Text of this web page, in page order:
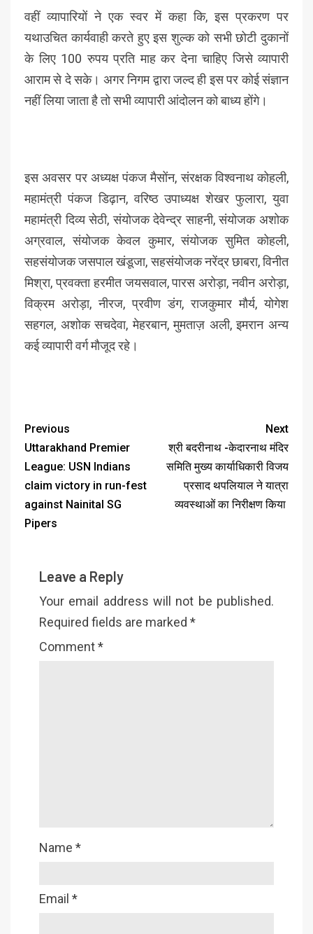
वहीं व्यापारियों ने एक स्वर में कहा कि, इस प्रकरण पर
यथाउचित कार्यवाही करते हुए इस शुल्क को सभी छोटी दुकानों
के लिए 100 रुपय प्रति माह कर देना चाहिए जिसे व्यापारी
आराम से दे सके। अगर निगम द्वारा जल्द ही इस पर कोई संज्ञान
नहीं लिया जाता है तो सभी व्यापारी आंदोलन को बाध्य होंगे।
इस अवसर पर अध्यक्ष पंकज मैसोंन, संरक्षक विश्वनाथ कोहली,
महामंत्री पंकज डिढ़ान, वरिष्ठ उपाध्यक्ष शेखर फुलारा, युवा
महामंत्री दिव्य सेठी, संयोजक देवेन्द्र साहनी, संयोजक अशोक
अग्रवाल, संयोजक केवल कुमार, संयोजक सुमित कोहली,
सहसंयोजक जसपाल खंडूजा, सहसंयोजक नरेंद्र छाबरा, विनीत
मिश्रा, प्रवक्ता हरमीत जयसवाल, पारस अरोड़ा, नवीन अरोड़ा,
विक्रम अरोड़ा, नीरज, प्रवीण डंग, राजकुमार मौर्य, योगेश
सहगल, अशोक सचदेवा, मेहरबान, मुमताज़ अली, इमरान अन्य
कई व्यापारी वर्ग मौजूद रहे।
Previous
Uttarakhand Premier
League: USN Indians
claim victory in run-fest
against Nainital SG
Pipers
Next
श्री बदरीनाथ -केदारनाथ मंदिर
समिति मुख्य कार्याधिकारी विजय
प्रसाद थपलियाल ने यात्रा
व्यवस्थाओं का निरीक्षण किया
Leave a Reply
Your email address will not be published.
Required fields are marked *
Comment*
Name *
Email *